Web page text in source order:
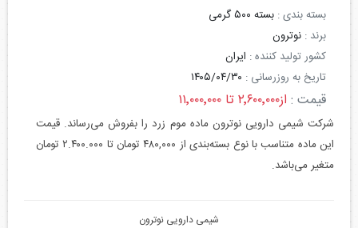
بسته بندی : بسته ۵۰۰ گرمی
برند : نوترون
کشور تولید کننده : ایران
تاریخ به روزرسانی : ۱۴۰۵/۰۴/۳۰
قیمت : از۲٬۶۰۰٬۰۰۰ تا ۱۱٬۰۰۰٬۰۰۰
شرکت شیمی دارویی نوترون ماده موم زرد را بفروش می‌رساند. قیمت
این ماده متناسب با نوع بسته‌بندی از ۴۸۰,۰۰۰ تومان تا ۲.۴۰۰.۰۰۰ تومان
متغیر می‌باشد.
شیمی دارویی نوترون